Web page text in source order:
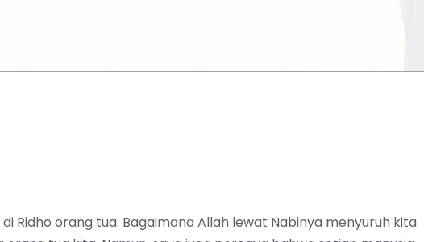
Ridho orang tua. Bagaimana Allah lewat Nabinya menyuruh kita